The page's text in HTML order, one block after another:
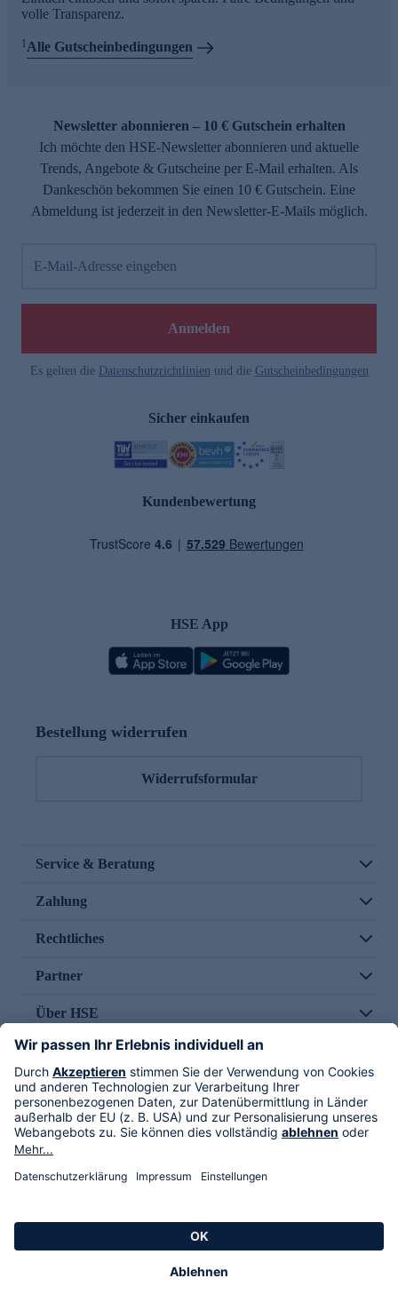
volle Transparenz.
1Alle Gutscheinbedingungen
Newsletter abonnieren – 10 € Gutschein erhalten
Ich möchte den HSE-Newsletter abonnieren und aktuelle
Trends, Angebote & Gutscheine per E-Mail erhalten. Als
Dankeschön bekommen Sie einen 10 € Gutschein. Eine
Abmeldung ist jederzeit in den Newsletter-E-Mails möglich.
E-Mail-Adresse eingeben
Anmelden
Es gelten die Datenschutzrichtlinien und die Gutscheinbedingungen
Sicher einkaufen
Kundenbewertung
HSE App
Bestellung widerrufen
Widerrufsformular
Service & Beratung
Zahlung
Rechtliches
Partner
Über HSE
Im TV
HSE International